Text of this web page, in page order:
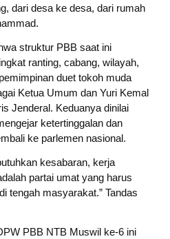
dari desa ke desa, dari rumah
struktur PBB saat ini
ranting, cabang, wilayah,
duet tokoh muda
Ketua Umum dan Yuri Kemal
Jenderal. Keduanya dinilai
ketertinggalan dan
ke parlemen nasional.
kesabaran, kerja
partai umat yang harus
tengah masyarakat.” Tandas
PBB NTB Muswil ke-6 ini